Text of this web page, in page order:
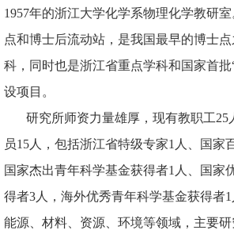
1957年的浙江大学化学系物理化学教研
点和博士后流动站，是我国最早的博士
科，同时也是浙江省重点学科和国家首批
设项目。
研究所师资力量雄厚，现有教职工25
员15人，包括浙江省特级专家1人、国家
国家杰出青年科学基金获得者1人、国家
得者3人，海外优秀青年科学基金获得者1
能源、材料、资源、环境等领域，主要